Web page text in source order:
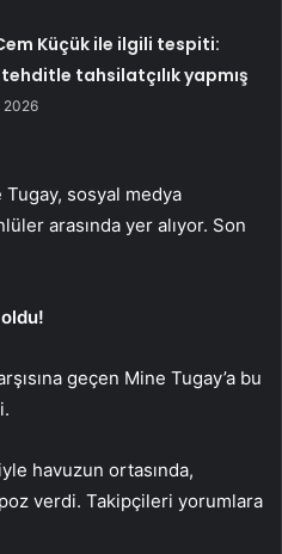
Küçük ile ilgili tespiti:
tahsilatçılık yapmış
2026
Tugay, sosyal medya
arasında yer alıyor. Son
geçen Mine Tugay’a bu
havuzun ortasında,
verdi. Takipçileri yorumlara